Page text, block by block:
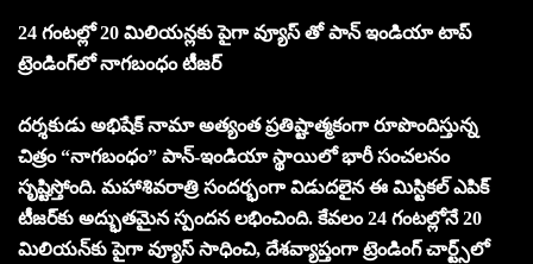
24 గంటల్లో 20 మిలియన్లకు పైగా వ్యూస్ తో పాన్ ఇండియా టాప్
ట్రెండింగ్‌లో నాగబంధం టీజర్
దర్శకుడు అభిషేక్ నామా అత్యంత ప్రతిష్టాత్మకంగా రూపొందిస్తున్న
చిత్రం “నాగబంధం” పాన్-ఇండియా స్థాయిలో భారీ సంచలనం
సృష్టిస్తోంది. మహాశివరాత్రి సందర్భంగా విడుదలైన ఈ మిస్టికల్ ఎపిక్
టీజర్‌కు అద్భుతమైన స్పందన లభించింది. కేవలం 24 గంటల్లోనే 20
మిలియన్‌కు పైగా వ్యూస్ సాధించి, దేశవ్యాప్తంగా ట్రెండింగ్ చార్ట్స్‌లో